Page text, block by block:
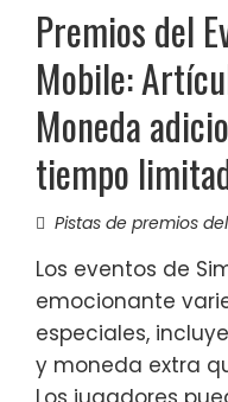
Premios del
Mobile:
Moneda
tiempo
Pistas de premios
Los eventos de
emocionante
especiales,
y moneda extra